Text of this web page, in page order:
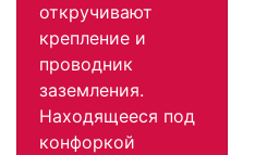
откручивают
крепление и
проводник
заземления.
Находящееся под
конфоркой